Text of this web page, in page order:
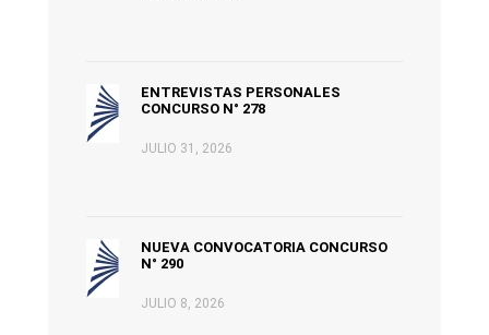
ENTREVISTAS PERSONALES
CONCURSO N° 278
JULIO 31, 2026
NUEVA CONVOCATORIA CONCURSO
N° 290
JULIO 8, 2026